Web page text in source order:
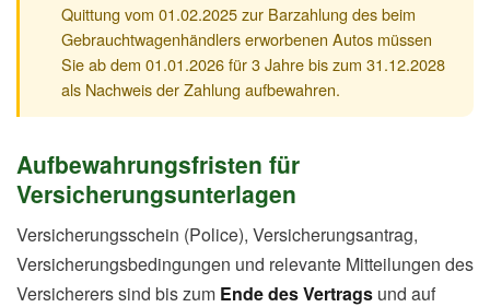
Quittung vom 01.02.2025 zur Barzahlung des beim
Gebrauchtwagenhändlers erworbenen Autos müssen
Sie ab dem 01.01.2026 für 3 Jahre bis zum 31.12.2028
als Nachweis der Zahlung aufbewahren.
Aufbewahrungsfristen für
Versicherungsunterlagen
Versicherungsschein (Police), Versicherungsantrag,
Versicherungsbedingungen und relevante Mitteilungen des
Versicherers sind bis zum Ende des Vertrags und auf